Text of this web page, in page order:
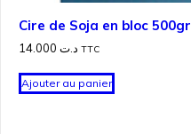
Cire de Soja en bloc 500gr
د.ت TTC
Ajouter au panier